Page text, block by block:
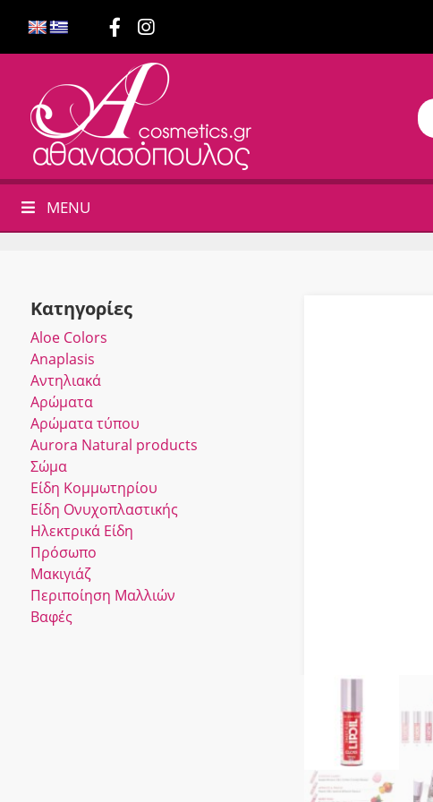
MENU
Κατηγορίες
Αloe Colors
Anaplasis
Αντηλιακά
Αρώματα
Αρώματα τύπου
Αurora Νatural products
Σώμα
Είδη Κομμωτηρίου
Είδη Ονυχοπλαστικής
Ηλεκτρικά Είδη
Πρόσωπο
Μακιγιάζ
Περιποίηση Μαλλιών
Βαφές